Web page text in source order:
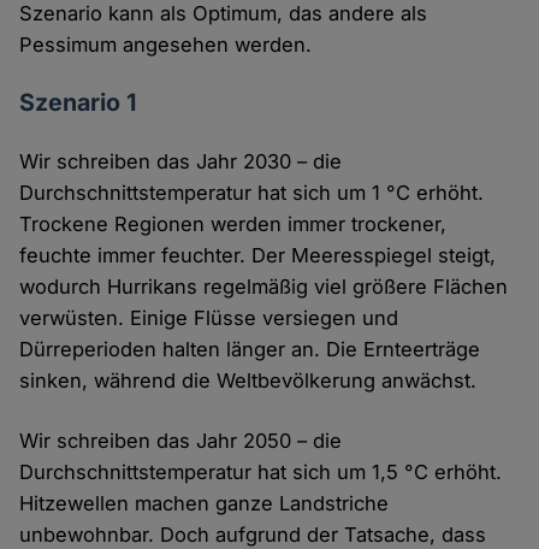
Szenario kann als Optimum, das andere als
Pessimum angesehen werden.
Szenario 1
Wir schreiben das Jahr 2030 – die
Durchschnittstemperatur hat sich um 1 °C erhöht.
Trockene Regionen werden immer trockener,
feuchte immer feuchter. Der Meeresspiegel steigt,
wodurch Hurrikans regelmäßig viel größere Flächen
verwüsten. Einige Flüsse versiegen und
Dürreperioden halten länger an. Die Ernteerträge
sinken, während die Weltbevölkerung anwächst.
Wir schreiben das Jahr 2050 – die
Durchschnittstemperatur hat sich um 1,5 °C erhöht.
Hitzewellen machen ganze Landstriche
unbewohnbar. Doch aufgrund der Tatsache, dass